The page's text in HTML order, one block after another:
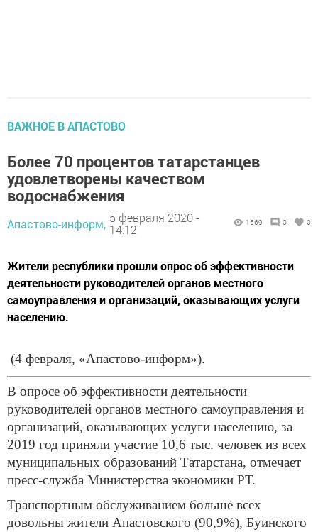
ВАЖНОЕ В АПАСТОВО
Более 70 процентов татарстанцев
удовлетворены качеством
водоснабжения
Апастово-информ, 5 февраля 2020 -
14:12
1669 0 0
Жители республики прошли опрос об эффективности
деятельности руководителей органов местного
самоуправления и организаций, оказывающих услуги
населению.
(4 февраля, «Апастово-информ»).
В опросе об эффективности деятельности
руководителей органов местного самоуправления и
организаций, оказывающих услуги населению, за
2019 год приняли участие 10,6 тыс. человек из всех
муниципальных образований Татарстана, отмечает
пресс-служба Министерства экономики РТ.
Транспортным обслуживанием больше всех
довольны жители Апастовского (90,9%), Буинского